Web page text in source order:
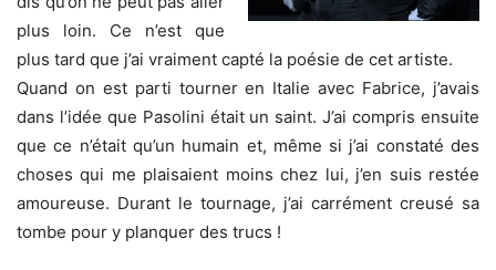
plus loin. Ce n’est que
plus tard que j’ai vraiment capté la poésie de cet artiste.
Quand on est parti tourner en Italie avec Fabrice, j’avais
dans l’idée que Pasolini était un saint. J’ai compris ensuite
que ce n’était qu’un humain et, même si j’ai constaté des
choses qui me plaisaient moins chez lui, j’en suis restée
amoureuse. Durant le tournage, j’ai carrément creusé sa
tombe pour y planquer des trucs !